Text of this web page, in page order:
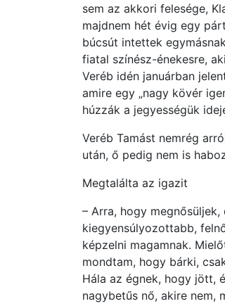
sem az akkori felesége,
majdnem hét évig egy
búcsút intettek
fiatal színész-énekesre,
Veréb idén januárban
amire egy „nagy kövér
húzzák a jegyességük
Veréb Tamást nemrég
után, ő pedig nem is
Megtalálta az igazit
– Arra, hogy
kiegyensúlyozottabb,
képzelni magamnak.
mondtam, hogy bárki,
Hála az égnek, hogy jött,
nagybetűs nő, akire nem,